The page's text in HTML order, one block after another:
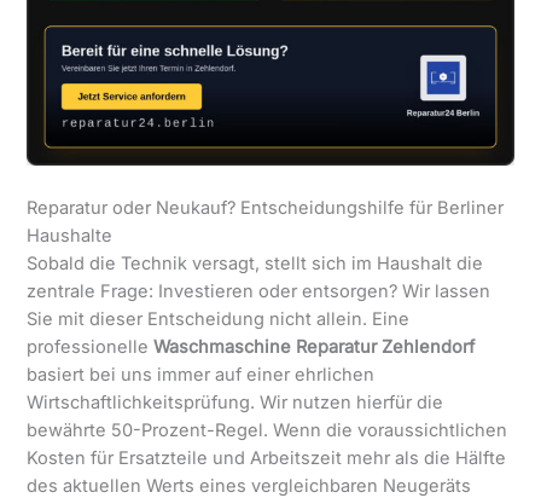
Reparatur oder Neukauf? Entscheidungshilfe für Berliner
Haushalte
Sobald die Technik versagt, stellt sich im Haushalt die
zentrale Frage: Investieren oder entsorgen? Wir lassen
Sie mit dieser Entscheidung nicht allein. Eine
professionelleWaschmaschine Reparatur Zehlendorf
basiert bei uns immer auf einer ehrlichen
Wirtschaftlichkeitsprüfung. Wir nutzen hierfür die
bewährte 50-Prozent-Regel. Wenn die voraussichtlichen
Kosten für Ersatzteile und Arbeitszeit mehr als die Hälfte
des aktuellen Werts eines vergleichbaren Neugeräts